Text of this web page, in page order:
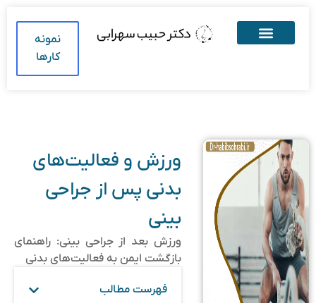
نمونه
کارها
ورزش و فعالیت‌های
بدنی پس از جراحی
بینی
ورزش بعد از جراحی بینی: راهنمای
بازگشت ایمن به فعالیت‌های بدنی
فهرست مطالب